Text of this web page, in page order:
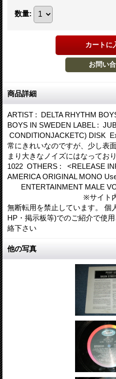
数量:
商品詳細
ARTIST : DELTA RHYTHM
BOYS IN SWEDEN LABEL :
CONDITIONJACKETC) DISK
常にきれいなのですが、少し表
まり大きなノイズにはなってお
1022 OTHERS : <RELEASE
AMERICA ORIGINAL MONO
ENTERTAINMENT MALE
※サイト内のすべて
無断転用を禁止しています。 個
HP・掲示板等)でのご紹介で使
絡下さい
他の写真